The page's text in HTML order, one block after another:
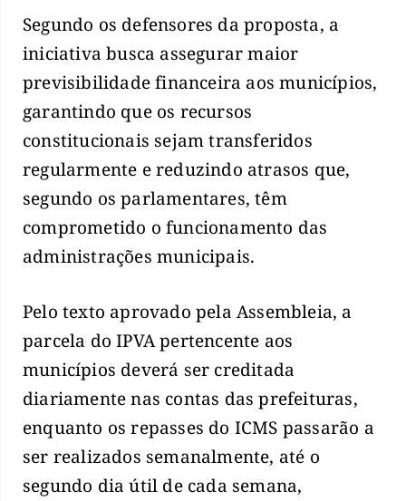
Segundo os defensores da proposta, a
iniciativa busca assegurar maior
previsibilidade financeira aos municípios,
garantindo que os recursos
constitucionais sejam transferidos
regularmente e reduzindo atrasos que,
segundo os parlamentares, têm
comprometido o funcionamento das
administrações municipais.
Pelo texto aprovado pela Assembleia, a
parcela do IPVA pertencente aos
municípios deverá ser creditada
diariamente nas contas das prefeituras,
enquanto os repasses do ICMS passarão a
ser realizados semanalmente, até o
segundo dia útil de cada semana,